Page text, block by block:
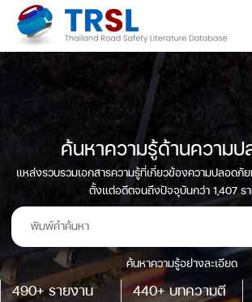
ค้นหาความรู้ด้านความ
แหล่งรวบรวมเอกสารความรู้ที่เกี่ยวข้องความปลอดภัย
ตั้งแต่อดีตจนถึงปัจจุบันกว่า 1,407 ร
ค้นหาความรู้อย่างละเอียด
490+ รายงาน
440+ บทความตี